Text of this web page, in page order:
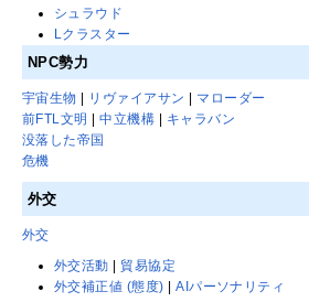
シュラウド
Lクラスター
NPC勢力
宇宙生物 リヴァイアサン
マローダー
前FTL文明
|中立機構
キャラバン
没落した帝国
危機
外交
外交
外交活動 | 貿易協定
外交補正値 (態度) |AIパーソナリティ